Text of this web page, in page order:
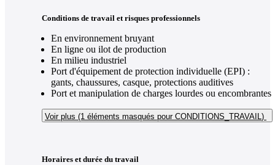
Conditions de travail et risques professionnels
En environnement bruyant
En ligne ou ilot de production
En milieu industriel
Port d'équipement de protection individuelle (EPI) :
gants, chaussures, casque, protections auditives
Port et manipulation de charges lourdes ou encombrantes
Voir plus (1 éléments masqués pour CONDITIONS_TRAVAIL)
Horaires et durée du travail